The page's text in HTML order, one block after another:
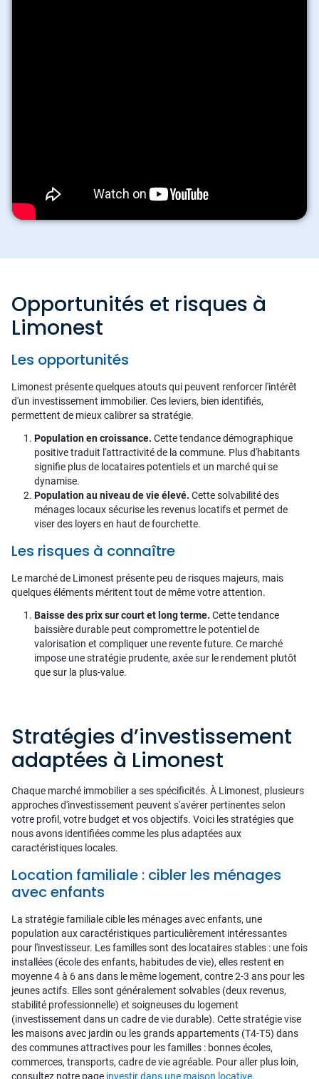
Opportunités et risques à
Limonest
Les opportunités
Limonest présente quelques atouts qui peuvent renforcer l'intérêt
d'un investissement immobilier. Ces leviers, bien identifiés,
permettent de mieux calibrer sa stratégie.
Population en croissance. Cette tendance démographique
positive traduit l'attractivité de la commune. Plus d'habitants
signifie plus de locataires potentiels et un marché qui se
dynamise.
Population au niveau de vie élevé. Cette solvabilité des
ménages locaux sécurise les revenus locatifs et permet de
viser des loyers en haut de fourchette.
Les risques à connaître
Le marché de Limonest présente peu de risques majeurs, mais
quelques éléments méritent tout de même votre attention.
Baisse des prix sur court et long terme. Cette tendance
baissière durable peut compromettre le potentiel de
valorisation et compliquer une revente future. Ce marché
impose une stratégie prudente, axée sur le rendement plutôt
que sur la plus-value.
Stratégies d’investissement
adaptées à Limonest
Chaque marché immobilier a ses spécificités. À Limonest, plusieurs
approches d'investissement peuvent s'avérer pertinentes selon
votre profil, votre budget et vos objectifs. Voici les stratégies que
nous avons identifiées comme les plus adaptées aux
caractéristiques locales.
Location familiale : cibler les ménages
avec enfants
La stratégie familiale cible les ménages avec enfants, une
population aux caractéristiques particulièrement intéressantes
pour l'investisseur. Les familles sont des locataires stables : une fois
installées (école des enfants, habitudes de vie), elles restent en
moyenne 4 à 6 ans dans le même logement, contre 2-3 ans pour les
jeunes actifs. Elles sont généralement solvables (deux revenus,
stabilité professionnelle) et soigneuses du logement
(investissement dans un cadre de vie durable). Cette stratégie vise
les maisons avec jardin ou les grands appartements (T4-T5) dans
des communes attractives pour les familles : bonnes écoles,
commerces, transports, cadre de vie agréable. Pour aller plus loin,
consultez notre page investir dans une maison locative.